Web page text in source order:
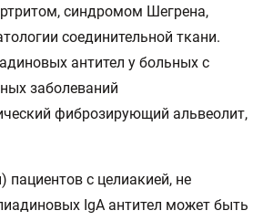
синдромом Шегрена,
соединительной ткани.
антител у больных с
заболеваний
фиброзирующий альвеолит,
с целиакией, не
IgА антител может быть